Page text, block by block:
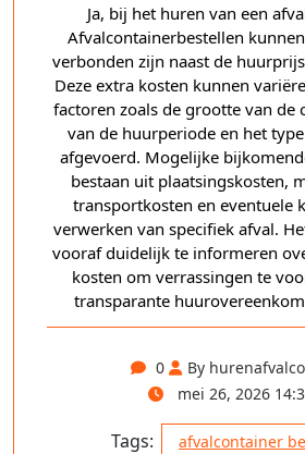
Ja, bij het huren van een
Afvalcontainerbestellen
verbonden zijn naast de
Deze extra kosten kunnen
factoren zoals de grootte van de
van de huurperiode en het
afgevoerd. Mogelijke
bestaan uit plaatsingskosten,
transportkosten en eventuele
verwerken van specifiek afval.
vooraf duidelijk te informeren
kosten om verrassingen te
transparante
0
By
mei 26, 2026
Tags: afvalcontainer